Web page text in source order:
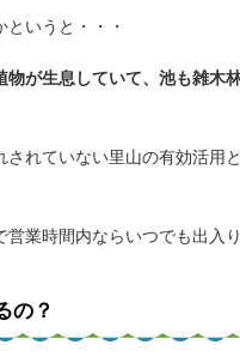
というと・・・
物が生息していて、池も雑木
されていない里山の有効活用
営業時間内ならいつでも出入
の？